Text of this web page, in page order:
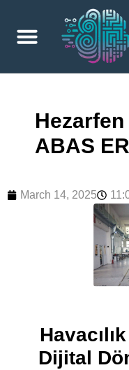
Hezarfen
ABAS
March 14, 2025
Dijital